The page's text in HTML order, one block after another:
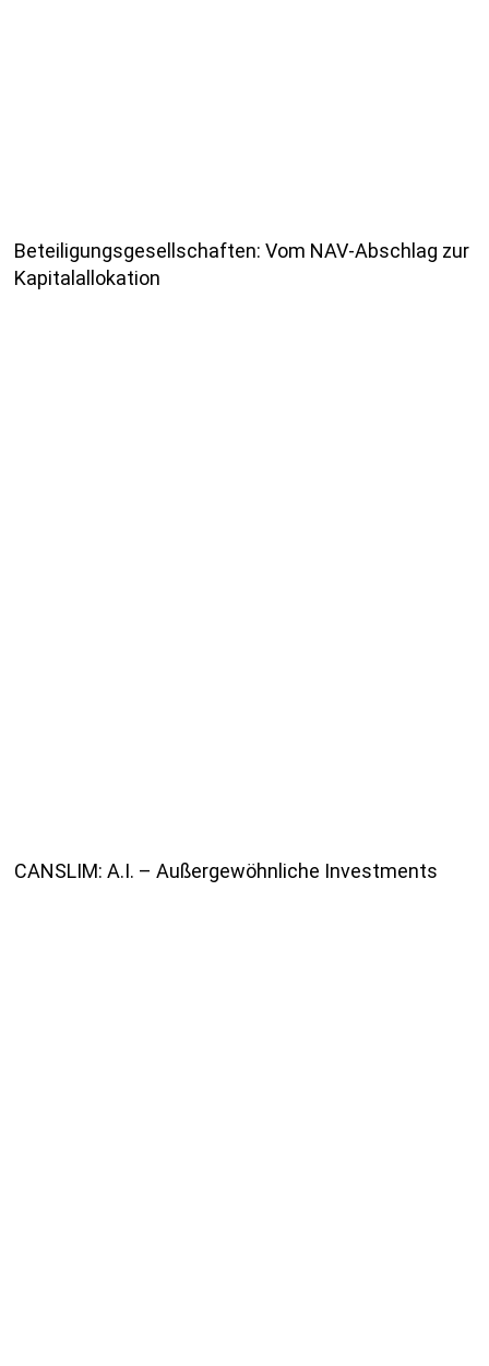
Beteiligungsgesellschaften: Vom NAV-Abschlag zur
Kapitalallokation
CANSLIM: A.I. – Außergewöhnliche Investments